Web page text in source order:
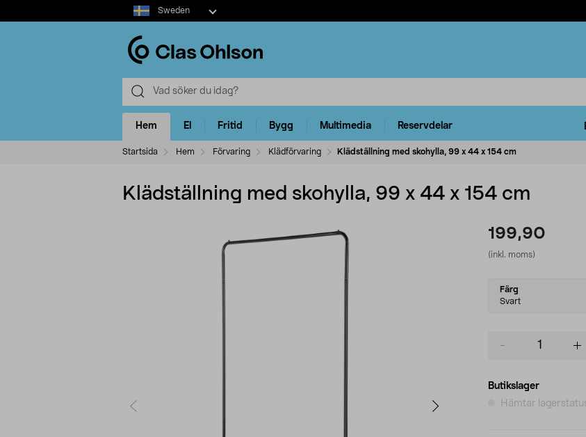
Select
market
Sweden
Hem El Fritid Bygg Multimedia Reservdelar
Startsida Hem Förvaring Klädförvaring Klädställning med skohylla, 99 x 44 x 154 cm
Klädställning med skohylla, 99 x 44 x 154 cm
199,90
(inkl. moms)
Select
variant
Färg
Svart
Butikslager
Hämtar